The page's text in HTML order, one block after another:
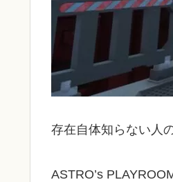
存在自体知らない人
ASTRO’s